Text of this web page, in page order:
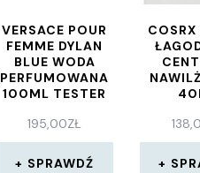
VERSACE POUR
FEMME DYLAN
BLUE WODA
PERFUMOWANA
100ML TESTER
195,00ZŁ
SPRAWDŹ
COSRX